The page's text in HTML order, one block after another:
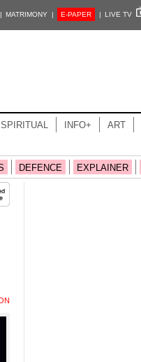
| MATRIMONY | E-PAPER | LIVE TV
SPIRITUAL INFO+ ART
DEFENCE EXPLAINER